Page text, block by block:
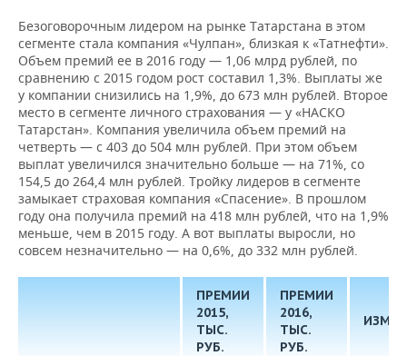
Безоговорочным лидером на рынке Татарстана в этом
сегменте стала компания «Чулпан», близкая к «Татнефти».
Объем премий ее в 2016 году — 1,06 млрд рублей, по
сравнению с 2015 годом рост составил 1,3%. Выплаты же
у компании снизились на 1,9%, до 673 млн рублей. Второе
место в сегменте личного страхования — у «НАСКО
Татарстан». Компания увеличила объем премий на
четверть — с 403 до 504 млн рублей. При этом объем
выплат увеличился значительно больше — на 71%, со
154,5 до 264,4 млн рублей. Тройку лидеров в сегменте
замыкает страховая компания «Спасение». В прошлом
году она получила премий на 418 млн рублей, что на 1,9%
меньше, чем в 2015 году. А вот выплаты выросли, но
совсем незначительно — на 0,6%, до 332 млн рублей.
ПРЕМИИ
2015,
ТЫС.
РУБ.
ПРЕМИИ
2016,
ТЫС.
РУБ.